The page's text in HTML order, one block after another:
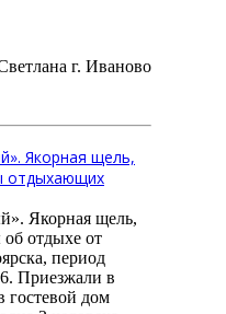
г. Иваново
Якорная щель,
отдыхающих
Якорная щель,
отдыхе от
период
Приезжали в
гостевой дом